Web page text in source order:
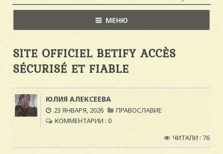
МЕНЮ
SITE OFFICIEL BETIFY ACCÈS
SÉCURISÉ ET FIABLE
ЮЛИЯ АЛЕКСЕЕВА
23 ЯНВАРЯ, 2026
ПРАВОСЛАВИЕ
КОММЕНТАРИИ : 0
ЧИТАЛИ : 76